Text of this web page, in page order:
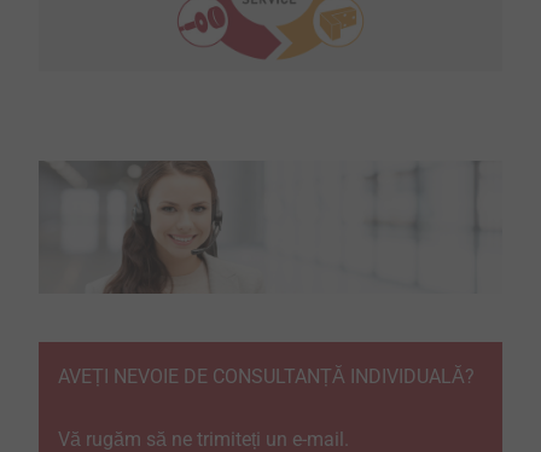
AVEȚI NEVOIE DE CONSULTANȚĂ INDIVIDUALĂ?
Vă rugăm să ne trimiteți un e-mail.